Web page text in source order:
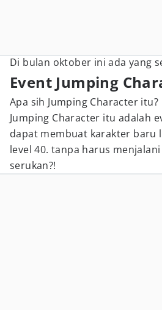
Di bulan oktober ini ada yang
Event Jumping
Apa sih Jumping Character itu?
Jumping Character itu adalah
dapat membuat karakter baru
level 40. tanpa harus
serukan?!